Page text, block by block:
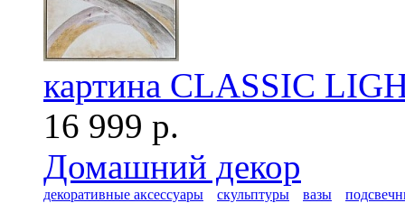
картина CLASSIC
16 999 р.
Домашний декор
декоративные аксессуары скульптуры вазы